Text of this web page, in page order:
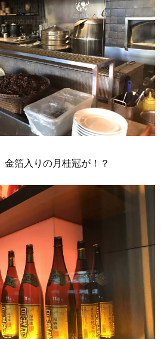
金箔入りの月桂冠が！？